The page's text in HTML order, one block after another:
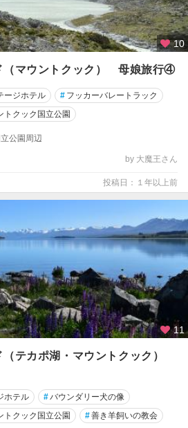
10
（マウントクック） 母娘旅行④
ージホテル # フッカーバレートラック
トクック国立公園
公園周辺
by 大魔王さん
投稿日：１年以上前
11
（テカポ湖・マウントクック）
ホテル #バウンダリー犬の像
トクック国立公園 #善き羊飼いの教会